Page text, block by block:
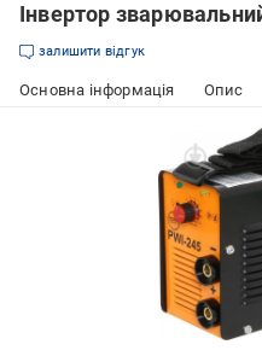
Інвертор
залишити відгук
Основна інформація Опис